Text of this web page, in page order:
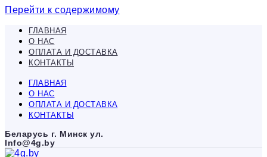
Перейти к содержимому
ГЛАВНАЯ
О НАС
ОПЛАТА И ДОСТАВКА
КОНТАКТЫ
ГЛАВНАЯ
О НАС
ОПЛАТА И ДОСТАВКА
КОНТАКТЫ
Беларусь г. Минск ул.
Info@4g.by